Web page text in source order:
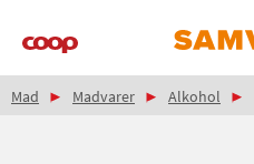
Main
Brødkrumme
Mad Madvarer Alkohol